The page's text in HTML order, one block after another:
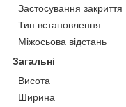
Застосування закриття
Тип встановлення
Міжосьова відстань
Загальні
Висота
Ширина